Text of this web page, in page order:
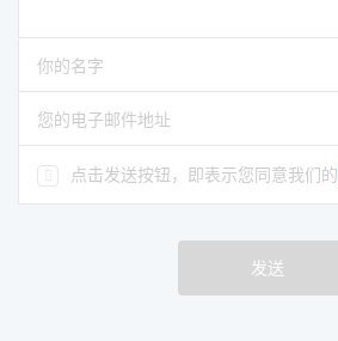
请输入评论
请输入你的名字
请输入正确的电子邮件地址
点击发送按钮，即表示您同意我们的
发送